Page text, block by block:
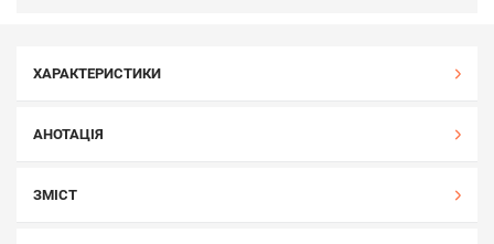
ХАРАКТЕРИСТИКИ
АНОТАЦІЯ
ЗМІСТ